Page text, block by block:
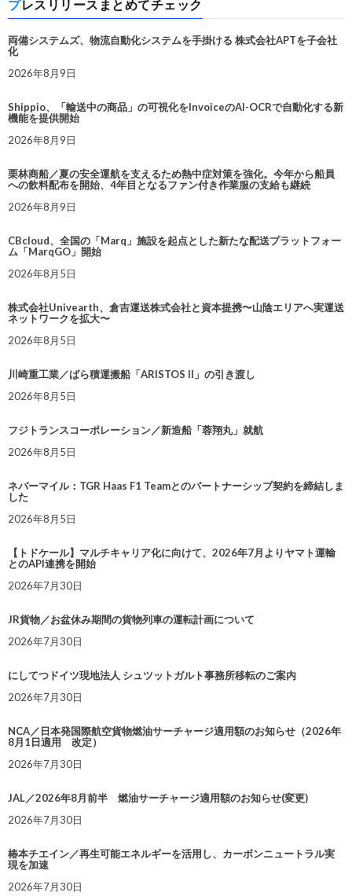
プレスリリースまとめてチェック
両備システムズ、物流自動化システムを手掛ける 株式会社APTを子会社
化
2026年8月9日
Shippio、「輸送中の商品」の可視化をInvoiceのAI-OCRで自動化する新
機能を提供開始
2026年8月9日
栗林商船／夏の安全運航を支えるため熱中症対策を強化。今年から船員
への飲料配布を開始、4年目となるファン付き作業服の支給も継続
2026年8月9日
CBcloud、全国の「Marq」施設を起点とした新たな配送プラットフォー
ム「MarqGO」開始
2026年8月5日
株式会社Univearth、倉吉運送株式会社と資本提携〜山陰エリアへ実運送
ネットワークを拡大〜
2026年8月5日
川崎重工業／ばら積運搬船「ARISTOS II」の引き渡し
2026年8月5日
フジトランスコーポレーション／新造船「蓉翔丸」就航
2026年8月5日
ネバーマイル：TGR Haas F1 Teamとのパートナーシップ契約を締結しま
した
2026年8月5日
【トドケール】マルチキャリア化に向けて、2026年7月よりヤマト運輸
とのAPI連携を開始
2026年7月30日
JR貨物／お盆休み期間の貨物列車の運転計画について
2026年7月30日
にしてつドイツ現地法人 シュツットガルト事務所移転のご案内
2026年7月30日
NCA／日本発国際航空貨物燃油サーチャージ適用額のお知らせ（2026年
8月1日適用 改定）
2026年7月30日
JAL／2026年8月前半 燃油サーチャージ適用額のお知らせ(変更)
2026年7月30日
椿本チエイン／再生可能エネルギーを活用し、カーボンニュートラル実
現を加速
2026年7月30日